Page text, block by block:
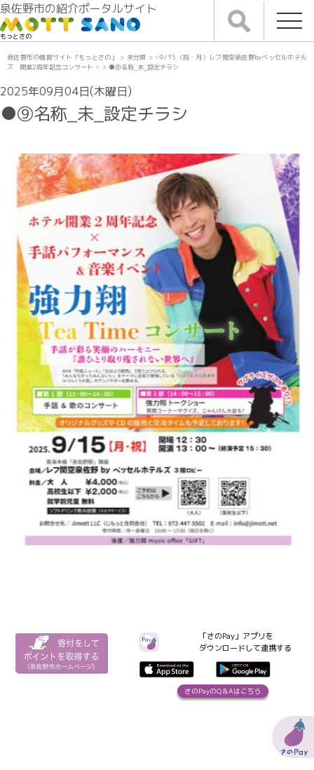
泉佐野市の紹介ポータルサイト
もっとさの
泉佐野市の情報サイト「もっとさの」 > 未分類 > ✨9/15（祝・月）レフ関空泉佐野byベッセルホテル
ズ 開業2周年記念コンサート ✨ > ●⑨名称_未_設定チラシ
2025年09月04日(木曜日)
●⑨名称_未_設定チラシ
「さのPay」アプリを
ダウンロードして連携する
さのPayのQ＆Aはこちら